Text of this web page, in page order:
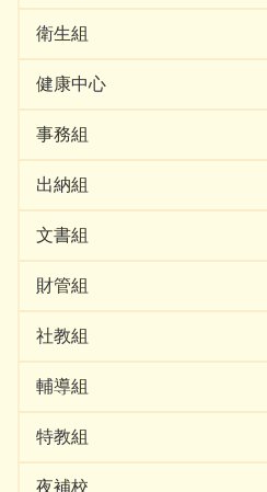
衛生組
健康中心
事務組
出納組
文書組
財管組
社教組
輔導組
特教組
夜補校